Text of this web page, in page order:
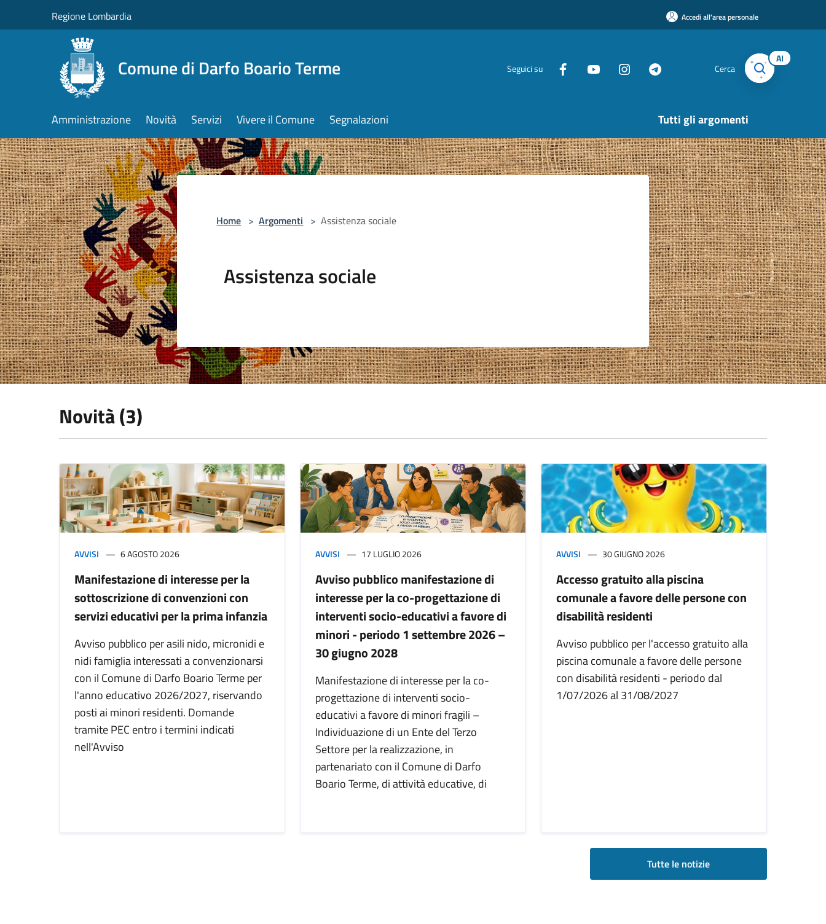
Regione Lombardia Accedi all'area personale
Comune di Darfo Boario Terme Seguici su Cerca
AI
Amministrazione Novità Servizi Vivere il Comune Segnalazioni Tutti gli argomenti
Home > Argomenti > Assistenza sociale
Assistenza sociale
Novità (3)
AVVISI 6 AGOSTO 2026
Manifestazione di interesse per la
sottoscrizione di convenzioni con
servizi educativi per la prima infanzia
Avviso pubblico per asili nido, micronidi e
nidi famiglia interessati a convenzionarsi
con il Comune di Darfo Boario Terme per
l'anno educativo 2026/2027, riservando
posti ai minori residenti. Domande
tramite PEC entro i termini indicati
nell'Avviso
AVVISI 17 LUGLIO 2026
Avviso pubblico manifestazione di
interesse per la co-progettazione di
interventi socio-educativi a favore di
minori - periodo 1 settembre 2026 –
30 giugno 2028
Manifestazione di interesse per la co-
progettazione di interventi socio-
educativi a favore di minori fragili –
Individuazione di un Ente del Terzo
Settore per la realizzazione, in
partenariato con il Comune di Darfo
Boario Terme, di attività educative, di
AVVISI 30 GIUGNO 2026
Accesso gratuito alla piscina
comunale a favore delle persone con
disabilità residenti
Avviso pubblico per l'accesso gratuito alla
piscina comunale a favore delle persone
con disabilità residenti - periodo dal
1/07/2026 al 31/08/2027
Tutte le notizie